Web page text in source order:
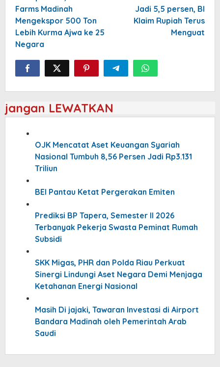
Farms Madinah
Mengekspor 500 Ton
Lebih Kurma Ajwa ke 25
Negara
Jadi 5,5 persen, BI
Klaim Rupiah Terus
Menguat
jangan LEWATKAN
OJK Mencatat Aset Keuangan Syariah
Nasional Tumbuh 8,56 Persen Jadi Rp3.131
Triliun
BEI Pantau Ketat Pergerakan Emiten
Prediksi BP Tapera, Semester II 2026
Terbanyak Pekerja Swasta Peminat Rumah
Subsidi
SKK Migas, PHR dan Polda Riau Perkuat
Sinergi Lindungi Aset Negara Demi Menjaga
Ketahanan Energi Nasional
Masih Di jajaki, Tawaran Investasi di Airport
Bandara Madinah oleh Pemerintah Arab
Saudi